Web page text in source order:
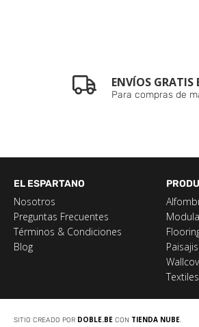
ENVÍOS GRATIS
Para compras de
EL ESPARTANO
Nosotros
Preguntas Frecuentes
Términos & Condiciones
Blog
Textiles
SITIO CREADO POR DOBLE.BE CON TIENDA NUBE.